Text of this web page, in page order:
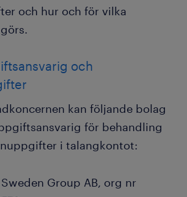
och hur och för vilka
och
kan följande bolag
för behandling
i talangkontot:
Group AB, org nr